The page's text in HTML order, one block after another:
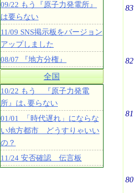
83
82
81
80
09/22 もう『原子力発電所』
は要らない
11/09 SNS掲示板をバージョン
アップしました
08/07 『地方分権』
全国
10/22 もう 『原子力発電
所』は､要らない
01/01 「時代遅れ」にならな
い地方都市 どうすりゃいい
の？
11/24 安否確認 伝言板